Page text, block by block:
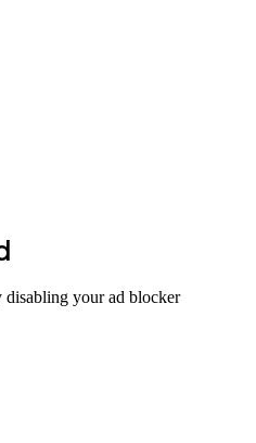
disabling your ad blocker